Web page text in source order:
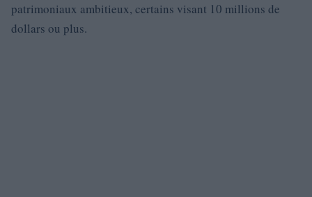
patrimoniaux ambitieux, certains visant 10 millions de
dollars ou plus.